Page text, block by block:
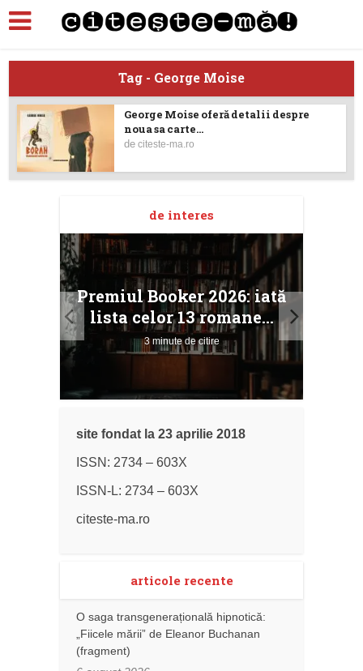
Tag - George Moise
George Moise oferă detalii despre
noua sa carte...
deciteste-ma.ro
de interes
Premiul Booker 2026: iată
lista celor 13 romane...
3 minute de citire
site fondat la 23 aprilie 2018
ISSN: 2734 – 603X
ISSN-L: 2734 – 603X
citeste-ma.ro
articole recente
O saga transgenerațională hipnotică:
„Fiicele mării” de Eleanor Buchanan
(fragment)